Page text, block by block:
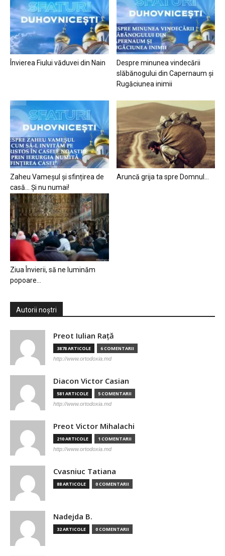
Învierea Fiului văduvei din Nain
Despre minunea vindecării
slăbănogului din Capernaum și
Rugăciunea inimii
Zaheu Vameșul și sfințirea de
casă… Și nu numai!
Aruncă grija ta spre Domnul…
Ziua Învierii, să ne luminăm
popoare…
Autorii noștri
Preot Iulian Raţă
3878 ARTICOLE 6 COMENTARII
http://www.ortodoxia.md
Diacon Victor Casian
581 ARTICOLE 5 COMENTARII
http://www.ortodoxia.md
Preot Victor Mihalachi
210 ARTICOLE 1 COMENTARII
http://www.ortodoxia.md
Cvasniuc Tatiana
88 ARTICOLE 0 COMENTARII
Nadejda B.
32 ARTICOLE 0 COMENTARII